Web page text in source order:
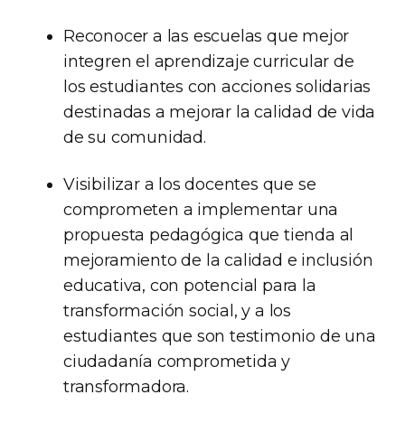
Reconocer a las escuelas que mejor
integren el aprendizaje curricular de
los estudiantes con acciones solidarias
destinadas a mejorar la calidad de vida
de su comunidad.
Visibilizar a los docentes que se
comprometen a implementar una
propuesta pedagógica que tienda al
mejoramiento de la calidad e inclusión
educativa, con potencial para la
transformación social, y a los
estudiantes que son testimonio de una
ciudadanía comprometida y
transformadora.